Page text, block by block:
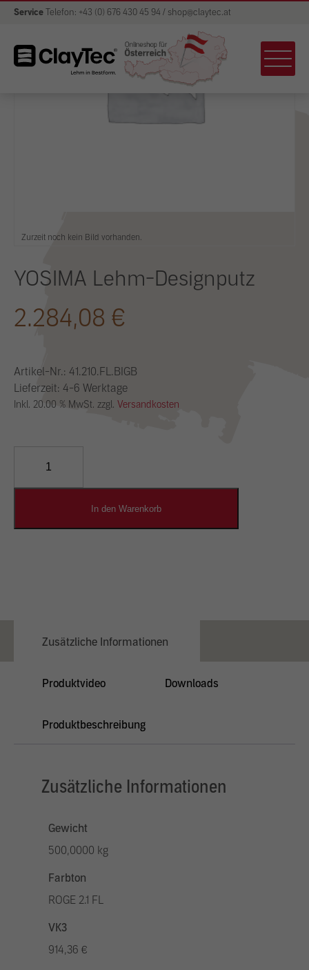
Service Telefon: +43 (0) 676 430 45 94 / shop@claytec.at
Zurzeit noch kein Bild vorhanden.
YOSIMA Lehm-Designputz
2.284,08 €
Artikel-Nr.: 41.210.FL.BIGB
Lieferzeit: 4-6 Werktage
Inkl. 20.00 % MwSt. zzgl. Versandkosten
Designputz
In den Warenkorb
Zusätzliche Informationen
Produktvideo Downloads
Produktbeschreibung
Zusätzliche Informationen
Gewicht
500,0000 kg
Farbton
ROGE 2.1 FL
VK3
914,36 €